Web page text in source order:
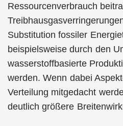
Ressourcenverbrauch
Substitution fossiler
beispielsweise durch den
wasserstoffbasierte
werden. Wenn dabei
Verteilung mitgedacht
deutlich größere